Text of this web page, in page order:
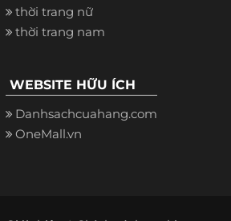
thời trang nữ
thời trang nam
WEBSITE HỮU ÍCH
Danhsachcuahang.com
OneMall.vn